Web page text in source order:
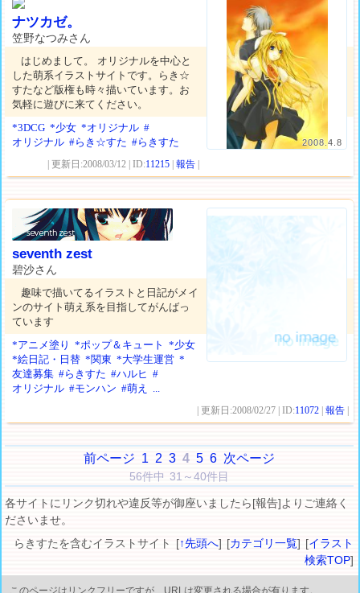
2008.4.8
ナツカゼ。
笠野なつみさん
はじめまして。 オリジナルを中心と
した萌系イラストサイトです。らき☆
すたなど版権も時々描いています。お
気軽に遊びに来てください。
*3DCG *少女 *オリジナル #
オリジナル #らき☆すた #らきすた
| 更新日:2008/03/12 | ID:11215 |報告
seventh zest
碧沙さん
趣味で描いてるイラストと日記がメイ
ンのサイト萌え系を目指してがんばっ
ています
*アニメ塗り
*ポップ＆キュート
*少女
*絵日記・日替 *関東 *大学生運営 *
友達募集 #らきすた #ハルヒ #
オリジナル #モンハン #萌え ...
| 更新日:2008/02/27 | ID:11072 |報告
前ページ 1 2 3 4 5 6 次ページ
56件中 31～40件目
各サイトにリンク切れや違反等が御座いましたら[報告]よりご連絡く
ださいませ。
らきすたを含むイラストサイト [↑先頭へ] [カテゴリ一覧] [イラスト
検索TOP]
このページはリンクフリーですが、URLは変更される場合が有ります。